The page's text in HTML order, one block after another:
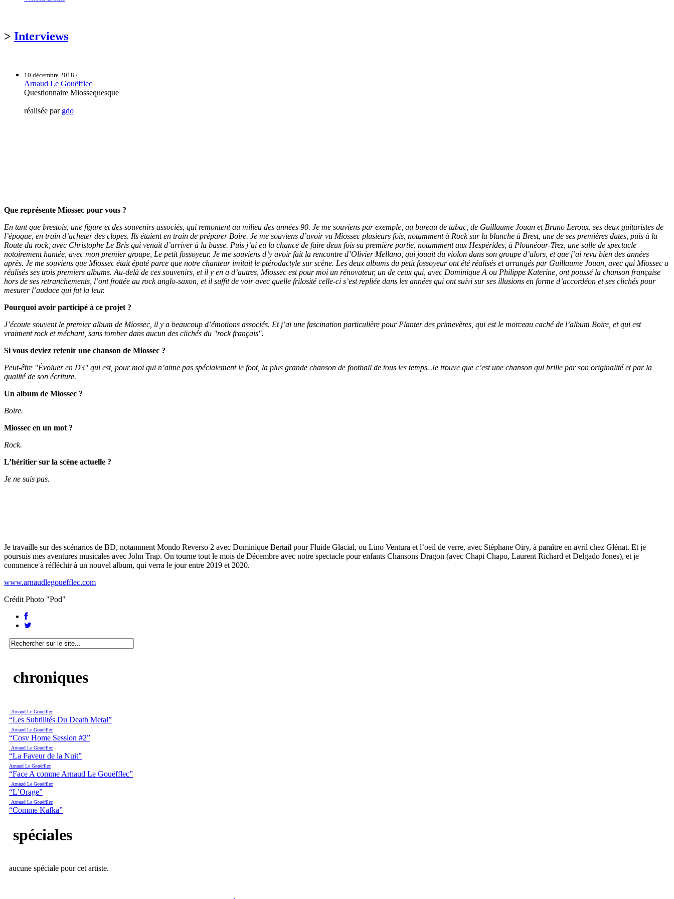
> Interviews
10 décembre 2018 /
Arnaud Le Gouëfflec
Questionnaire Miossequesque
réalisée par gdo
Que représente Miossec pour vous ?
En tant que brestois, une figure et des souvenirs associés, qui remontent au milieu des années 90. Je me souviens par exemple, au bureau de tabac, de Guillaume Jouan et Bruno Leroux, ses deux guitaristes de
l’époque, en train d’acheter des clopes. Ils étaient en train de préparer Boire. Je me souviens d’avoir vu Miossec plusieurs fois, notamment à Rock sur la blanche à Brest, une de ses premières dates, puis à la
Route du rock, avec Christophe Le Bris qui venait d’arriver à la basse. Puis j’ai eu la chance de faire deux fois sa première partie, notamment aux Hespérides, à Plounéour-Trez, une salle de spectacle
notoirement hantée, avec mon premier groupe, Le petit fossoyeur. Je me souviens d’y avoir fait la rencontre d’Olivier Mellano, qui jouait du violon dans son groupe d’alors, et que j’ai revu bien des années
après. Je me souviens que Miossec était épaté parce que notre chanteur imitait le ptérodactyle sur scène. Les deux albums du petit fossoyeur ont été réalisés et arrangés par Guillaume Jouan, avec qui Miossec a
réalisés ses trois premiers albums. Au-delà de ces souvenirs, et il y en a d’autres, Miossec est pour moi un rénovateur, un de ceux qui, avec Dominique A ou Philippe Katerine, ont poussé la chanson française
hors de ses retranchements, l’ont frottée au rock anglo-saxon, et il suffit de voir avec quelle frilosité celle-ci s’est repliée dans les années qui ont suivi sur ses illusions en forme d’accordéon et ses clichés pour
mesurer l’audace qui fut la leur.
Pourquoi avoir participé à ce projet ?
J’écoute souvent le premier album de Miossec, il y a beaucoup d’émotions associés. Et j’ai une fascination particulière pour Planter des primevères, qui est le morceau caché de l’album Boire, et qui est
vraiment rock et méchant, sans tomber dans aucun des clichés du "rock français".
Si vous deviez retenir une chanson de Miossec ?
Peut-être "Évoluer en D3" qui est, pour moi qui n’aime pas spécialement le foot, la plus grande chanson de football de tous les temps. Je trouve que c’est une chanson qui brille par son originalité et par la
qualité de son écriture.
Un album de Miossec ?
Boire.
Miossec en un mot ?
Rock.
L’héritier sur la scène actuelle ?
Je ne sais pas.
Je travaille sur des scénarios de BD, notamment Mondo Reverso 2 avec Dominique Bertail pour Fluide Glacial, ou Lino Ventura et l’oeil de verre, avec Stéphane Oiry, à paraître en avril chez Glénat. Et je
poursuis mes aventures musicales avec John Trap. On tourne tout le mois de Décembre avec notre spectacle pour enfants Chansons Dragon (avec Chapi Chapo, Laurent Richard et Delgado Jones), et je
commence à réfléchir à un nouvel album, qui verra le jour entre 2019 et 2020.
www.arnaudlegouefflec.com
Crédit Photo "Pod"
chroniques
Arnaud Le Gouëfflec
“Les Subtilités Du Death Metal”
Arnaud Le Gouëfflec
“Cosy Home Session #2”
Arnaud Le Gouëfflec
“La Faveur de la Nuit”
Arnaud Le Gouëfflec
“Face A comme Arnaud Le Gouëfflec”
Arnaud Le Gouëfflec
“L’Orage”
Arnaud Le Gouëfflec
“Comme Kafka”
spéciales
aucune spéciale pour cet artiste.